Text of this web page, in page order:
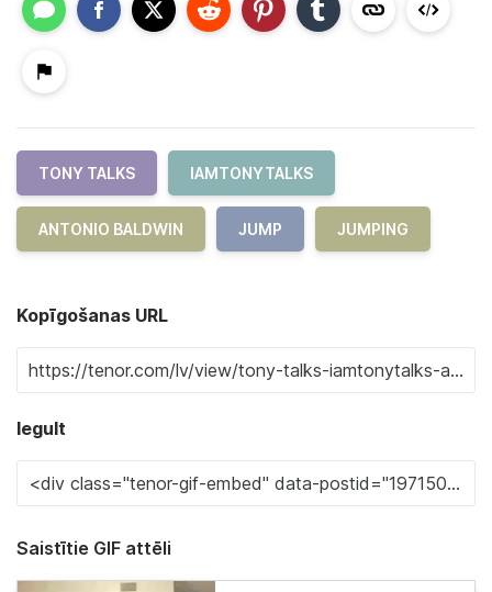
TONY TALKS IAMTONYTALKS
ANTONIO BALDWIN JUMP JUMPING
Kopīgošanas URL
Iegult
Saistītie GIF attēli